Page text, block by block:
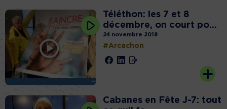
Téléthon: les 7 et 8
décembre, on court po...
24 novembre 2018
#Arcachon
Cabanes en Fête J-7: tout